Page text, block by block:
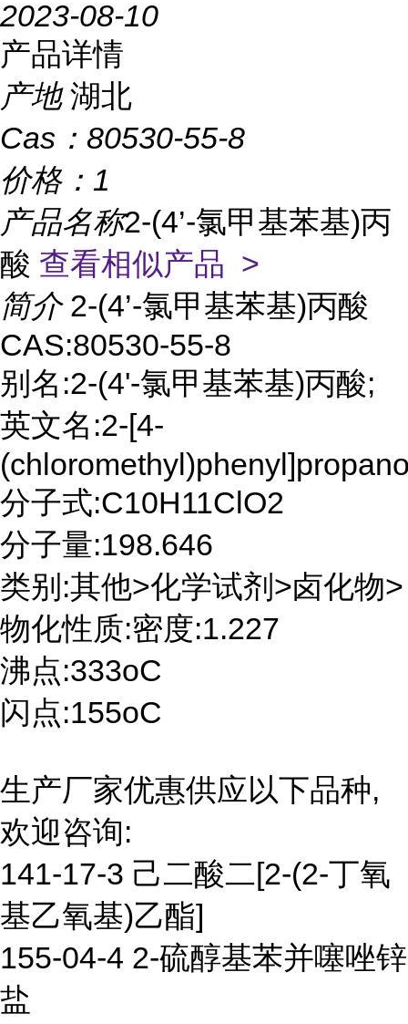
2023-08-10
产品详情
产地 湖北
Cas： 80530-55-8
价格： 1
产品名称2-(4’-氯甲基苯基)丙
酸 查看相似产品 >
简介 2-(4’-氯甲基苯基)丙酸
CAS:80530-55-8
别名:2-(4'-氯甲基苯基)丙酸;
英文名:2-[4-
分子式:C10H11ClO2
分子量:198.646
类别:其他>化学试剂>卤化物>
物化性质:密度:1.227
沸点:333oC
闪点:155oC
生产厂家优惠供应以下品种,
欢迎咨询:
141-17-3 己二酸二[2-(2-丁氧
基乙氧基)乙酯]
155-04-4 2-硫醇基苯并噻唑锌
盐